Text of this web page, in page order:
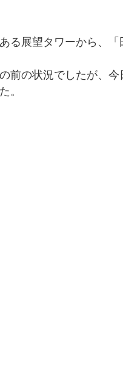
る展望タワーから、
前の状況でしたが、
。